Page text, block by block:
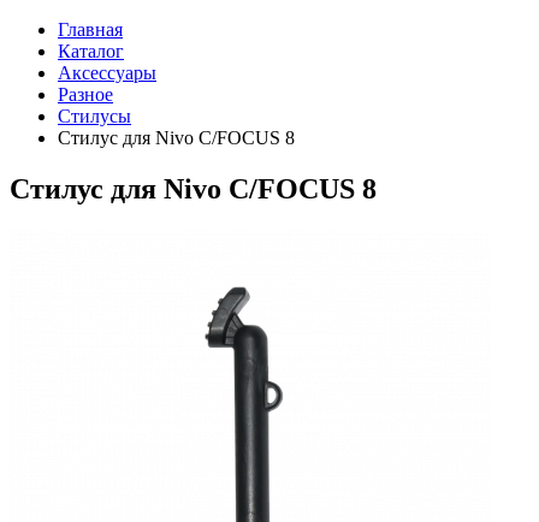
Главная
Каталог
Аксессуары
Разное
Стилусы
Cтилус для Nivo C/FOCUS 8
Cтилус для Nivo C/FOCUS 8